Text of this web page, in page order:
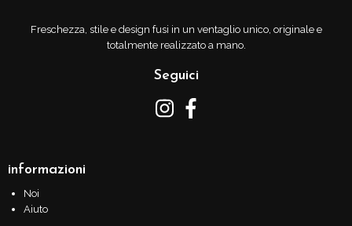
Freschezza, stile e design fusi in un ventaglio unico, originale e
totalmente realizzato a mano.
Seguici
informazioni
Noi
Aiuto